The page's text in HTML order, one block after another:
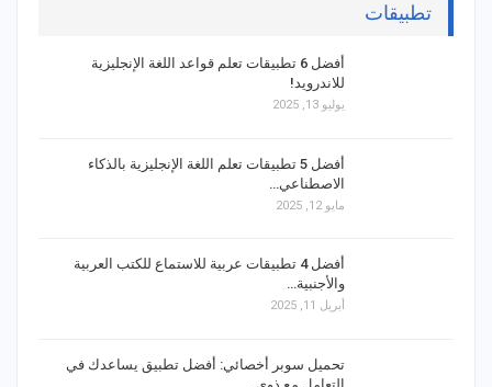
تطبيقات
أفضل 6 تطبيقات تعلم قواعد اللغة الإنجليزية
للاندرويد!
يوليو 13, 2025
أفضل 5 تطبيقات تعلم اللغة الإنجليزية بالذكاء
الاصطناعي…
مايو 12, 2025
أفضل 4 تطبيقات عربية للاستماع للكتب العربية
والأجنبية…
أبريل 11, 2025
تحميل سوبر أخصائي: أفضل تطبيق يساعدك في